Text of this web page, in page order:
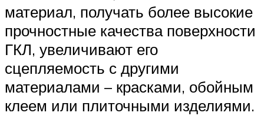
материал, получать более высокие
прочностные качества поверхности
ГКЛ, увеличивают его
сцепляемость с другими
материалами – красками, обойным
клеем или плиточными изделиями.